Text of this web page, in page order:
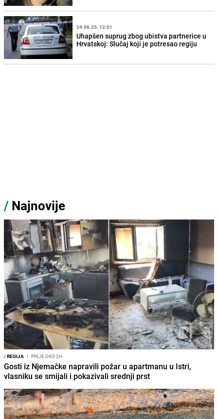
24.06.25. 12:01
Uhapšen suprug zbog ubistva partnerice u
Hrvatskoj: Slučaj koji je potresao regiju
/ Najnovije
/REGIJA I PRIJE OKO 2H
Gosti iz Njemačke napravili požar u apartmanu u Istri,
vlasniku se smijali i pokazivali srednji prst